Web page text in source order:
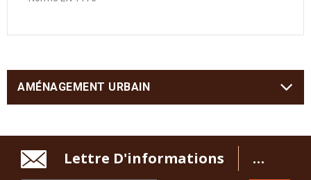
AMÉNAGEMENT URBAIN
Lettre D'informations Recevez